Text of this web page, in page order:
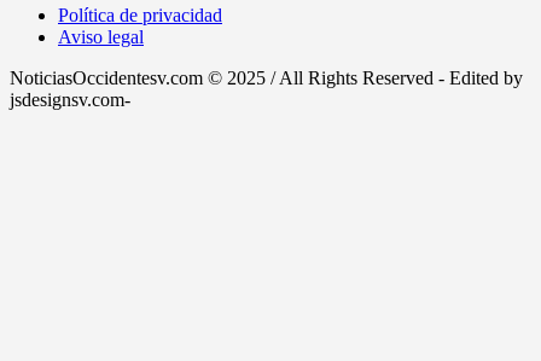
Política de privacidad
Aviso legal
NoticiasOccidentesv.com © 2025 / All Rights Reserved - Edited by
jsdesignsv.com-